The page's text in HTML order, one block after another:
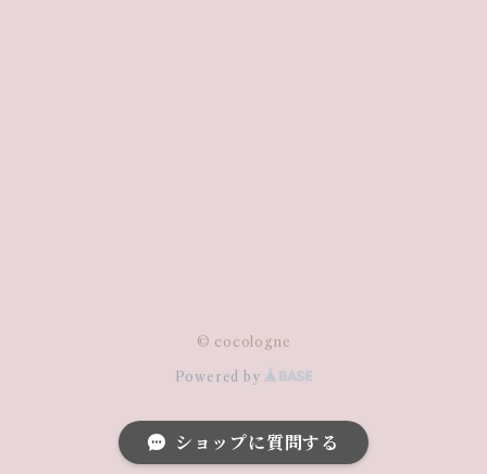
© cocologne
Powered by
ショップに質問する